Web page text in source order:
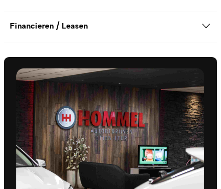
Financieren / Leasen